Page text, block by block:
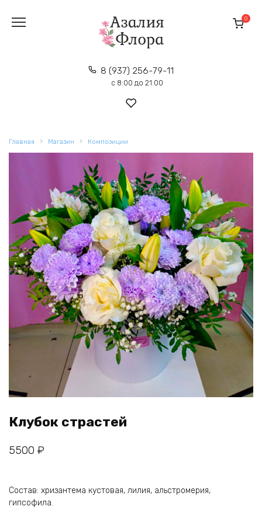
содержанию
8 (937) 256-79-11
с 8:00 до 21:00
0
Главная Магазин Композиции
Клубок страстей
5500 ₽
Состав: хризантема кустовая, лилия, альстромерия,
гипсофила.